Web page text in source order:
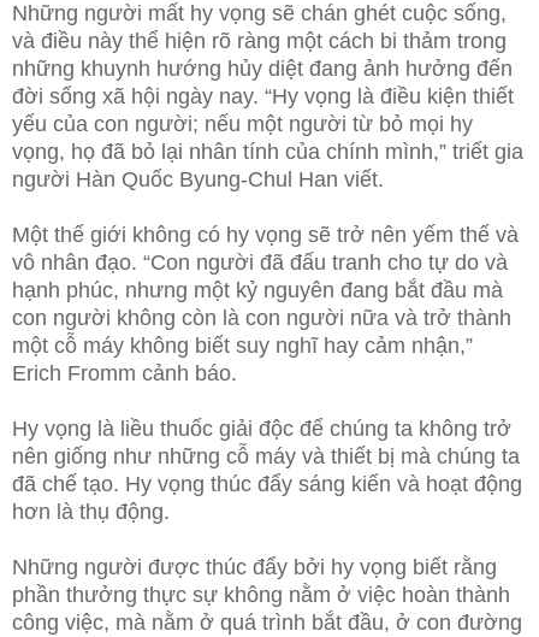
Những người mất hy vọng sẽ chán ghét cuộc sống,
và điều này thể hiện rõ ràng một cách bi thảm trong
những khuynh hướng hủy diệt đang ảnh hưởng đến
đời sống xã hội ngày nay. “Hy vọng là điều kiện thiết
yếu của con người; nếu một người từ bỏ mọi hy
vọng, họ đã bỏ lại nhân tính của chính mình,” triết gia
người Hàn Quốc Byung-Chul Han viết.
Một thế giới không có hy vọng sẽ trở nên yếm thế và
vô nhân đạo. “Con người đã đấu tranh cho tự do và
hạnh phúc, nhưng một kỷ nguyên đang bắt đầu mà
con người không còn là con người nữa và trở thành
một cỗ máy không biết suy nghĩ hay cảm nhận,”
Erich Fromm cảnh báo.
Hy vọng là liều thuốc giải độc để chúng ta không trở
nên giống như những cỗ máy và thiết bị mà chúng ta
đã chế tạo. Hy vọng thúc đẩy sáng kiến và hoạt động
hơn là thụ động.
Những người được thúc đẩy bởi hy vọng biết rằng
phần thưởng thực sự không nằm ở việc hoàn thành
công việc, mà nằm ở quá trình bắt đầu, ở con đường